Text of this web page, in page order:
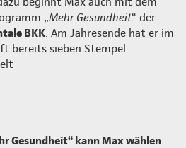
„Mehr Gesundheit“ der
BKK . Am Jahresende hat er im
bereits sieben Stempel
Gesundheit“ kann Max wählen: